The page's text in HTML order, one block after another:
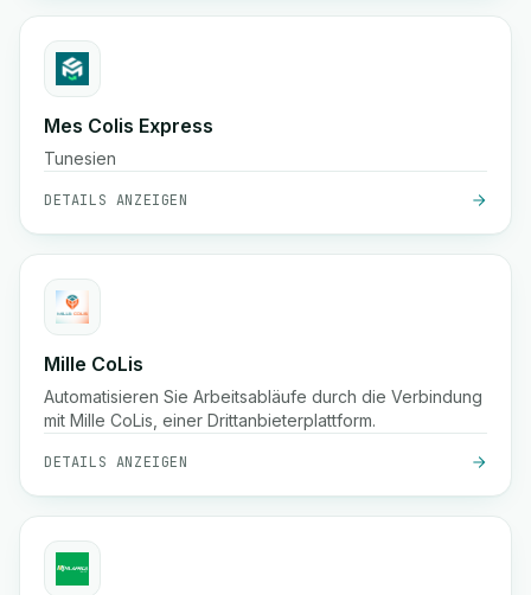
Mes Colis Express
Tunesien
DETAILS ANZEIGEN
Mille CoLis
Automatisieren Sie Arbeitsabläufe durch die Verbindung
mit Mille CoLis, einer Drittanbieterplattform.
DETAILS ANZEIGEN